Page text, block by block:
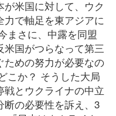
米国に対して、ウク
で軸足を東アジアに
まさに、中露を同盟
国がつらなって第三
ための努力が必要なの
こか？ そうした大局
とウクライナの中立
の必要性を訴え、3